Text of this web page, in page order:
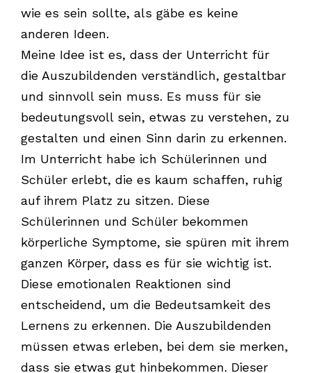
wie es sein sollte, als gäbe es keine
anderen Ideen.
Meine Idee ist es, dass der Unterricht für
die Auszubildenden verständlich, gestaltbar
und sinnvoll sein muss. Es muss für sie
bedeutungsvoll sein, etwas zu verstehen, zu
gestalten und einen Sinn darin zu erkennen.
Im Unterricht habe ich Schülerinnen und
Schüler erlebt, die es kaum schaffen, ruhig
auf ihrem Platz zu sitzen. Diese
Schülerinnen und Schüler bekommen
körperliche Symptome, sie spüren mit ihrem
ganzen Körper, dass es für sie wichtig ist.
Diese emotionalen Reaktionen sind
entscheidend, um die Bedeutsamkeit des
Lernens zu erkennen. Die Auszubildenden
müssen etwas erleben, bei dem sie merken,
dass sie etwas gut hinbekommen. Dieser